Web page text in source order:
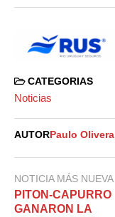
CATEGORIAS
Noticias
AUTOR Paulo Olivera
NOTICIA MÁS NUEVA
PITON-CAPURRO
GANARON LA